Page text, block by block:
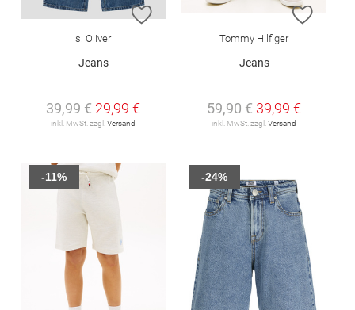
ZUR WUNSCHLISTE HINZUFÜGEN
s. Oliver
Jeans
39,99 € 29,99 €
inkl. MwSt. zzgl. Versand
ZUR
Tommy Hilfiger
Jeans
59,90 € 39,99 €
inkl. MwSt. zzgl. Versand
-11% -24%